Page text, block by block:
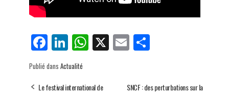
Fa
ce
bo
Li
nk
ed
W
ha
X E
m
Pa
rt
Publié dans Actualité
Le festival international de
SNCF : des perturbations sur la